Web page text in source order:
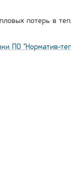
потерь в
ПО "Норматив-